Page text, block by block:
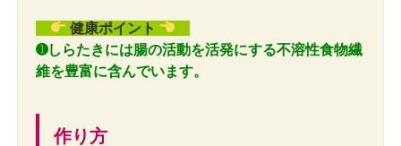
健康ポイント
➊しらたきには腸の活動を活発にする不溶性食物繊
維を豊富に含んでいます。
作り方